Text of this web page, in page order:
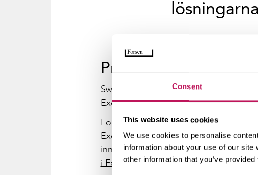
Consent
This website uses cookies
We use cookies to personalise
information about your use of our
other information that you’ve
lösningarna
Prisbelönt många
Swedbanks huvudkontor har blivit
Excellence och Good design is Good
I oktober, 2015, tilldelades
Excellence. ULI bedömer
innovation, bidrag till
i Forsen pressrum.